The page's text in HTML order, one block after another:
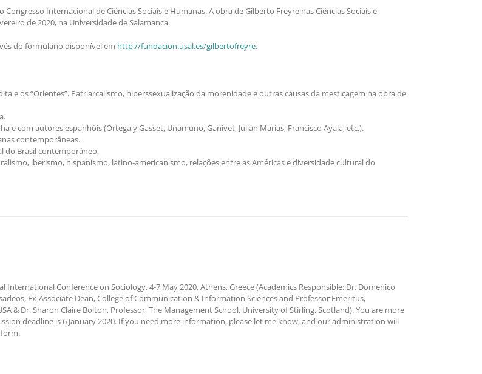
Internacional de Ciências Sociais e Humanas. A obra de Gilberto Freyre nas Ciências Sociais e
de 2020, na Universidade de Salamanca.
do formulário disponível em http://fundacion.usal.es/gilbertofreyre.
e os “Orientes”. Patriarcalismo, hiperssexualização da morenidade e outras causas da mestiçagem na obra de
e com autores espanhóis (Ortega y Gasset, Unamuno, Ganivet, Julián Marías, Francisco Ayala, etc.).
contemporâneas.
do Brasil contemporâneo.
iberismo, hispanismo, latino-americanismo, relações entre as Américas e diversidade cultural do
Conference on Sociology, 4-7 May 2020, Athens, Greece (Academics Responsible: Dr. Domenico
Ex-Associate Dean, College of Communication & Information Sciences and Professor Emeritus,
& Dr. Sharon Claire Bolton, Professor, The Management School, University of Stirling, Scotland). You are more
deadline is 6 January 2020. If you need more information, please let me know, and our administration will